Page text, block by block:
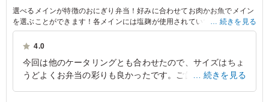
選べるメインが特徴のおにぎり弁当！好みに合わせてお肉かお魚でメイン
を選ぶことができます！各メインには塩麹が使用されていて、旨味が凝縮
されています。副菜の玉子焼きやちくわ揚げはすべて手作りとなってお
り、優しい味わいとなっております。旨味溢れるこのお弁当を是非、お楽
※選べるメインは「サバの味噌煮」か「サバの麴焼き」か「鶏の照り焼
続きを見る
4.0
今回は他のケータリングとも合わせたので、サイズはちょ
うどよくお弁当の彩りも良かったです。ご飯が少し固くな
続きを見る